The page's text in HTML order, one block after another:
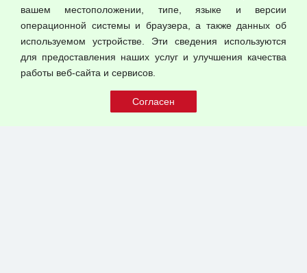
© 2026 ООО "Феникс"
Публичная оферта
вашем местоположении, типе, языке и версии
операционной системы и браузера, а также данных об
используемом устройстве. Эти сведения используются
для предоставления наших услуг и улучшения качества
работы веб-сайта и сервисов.